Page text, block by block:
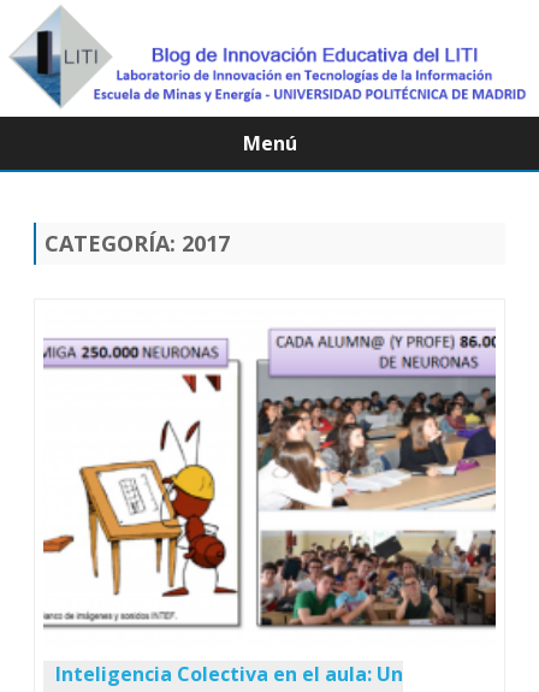
Menú
Saltar
CATEGORÍA: 2017
Inteligencia Colectiva en el aula: Un